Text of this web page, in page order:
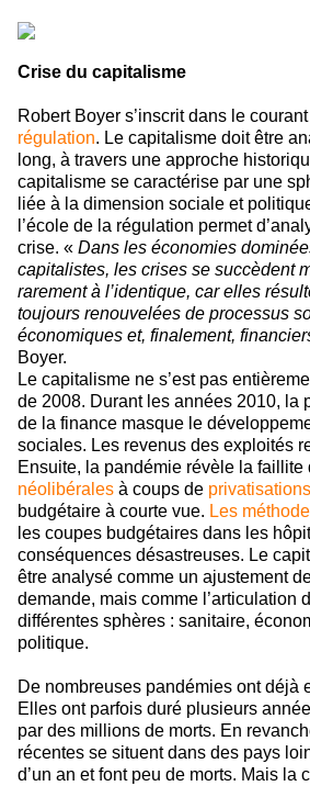
Crise du capitalisme
Robert Boyer s’inscrit dans le
régulation. Le capitalisme doit être
long, à travers une approche
capitalisme se caractérise par une
liée à la dimension sociale et
l’école de la régulation permet
crise. « Dans les économies
capitalistes, les crises se succèdent
rarement à l’identique, car elles
toujours renouvelées de processus
économiques et, finalement,
Boyer.
Le capitalisme ne s’est pas
de 2008. Durant les années 2010, la
de la finance masque le
sociales. Les revenus des exploités
Ensuite, la pandémie révèle la faillite
néolibérales à coups de privatisations
budgétaire à courte vue. Les
les coupes budgétaires dans les
conséquences désastreuses. Le
être analysé comme un ajustement
demande, mais comme l’articulation
différentes sphères : sanitaire,
politique.
De nombreuses pandémies ont déjà
Elles ont parfois duré plusieurs
par des millions de morts. En
récentes se situent dans des pays
d’un an et font peu de morts. Mais la